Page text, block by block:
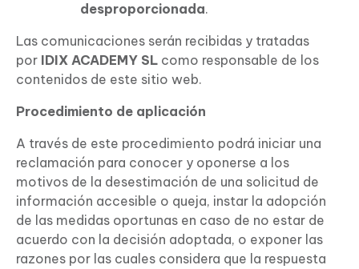
desproporcionada.
Las comunicaciones serán recibidas y tratadas
por IDIX ACADEMY SL como responsable de los
contenidos de este sitio web.
Procedimiento de aplicación
A través de este procedimiento podrá iniciar una
reclamación para conocer y oponerse a los
motivos de la desestimación de una solicitud de
información accesible o queja, instar la adopción
de las medidas oportunas en caso de no estar de
acuerdo con la decisión adoptada, o exponer las
razones por las cuales considera que la respuesta